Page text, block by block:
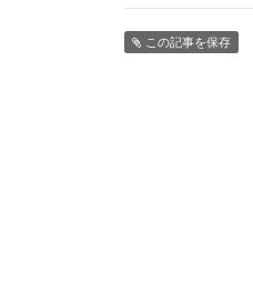
この記事を保存